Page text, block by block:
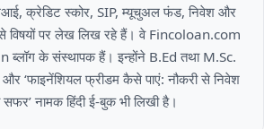
क्रेडिट स्कोर, SIP, म्यूचुअल फंड, निवेश और
विषयों पर लेख लिख रहे हैं। वे Fincoloan.com
के संस्थापक हैं। इन्होंने B.Ed तथा M.Sc.
है और ‘फाइनेंशियल फ्रीडम कैसे पाएं: नौकरी से निवेश
नामक हिंदी ई-बुक भी लिखी है।